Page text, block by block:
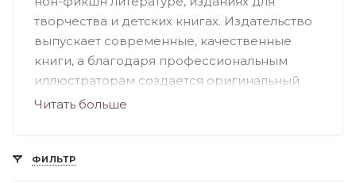
творчества и детских книгах. Издательство
выпускает современные, качественные
книги, а благодаря профессиональным
иллюстраторам создается оригинальный
дизайн. Большую часть ассортимента
издания, среди которых можно выделить
Читать больше
ФИЛЬТР